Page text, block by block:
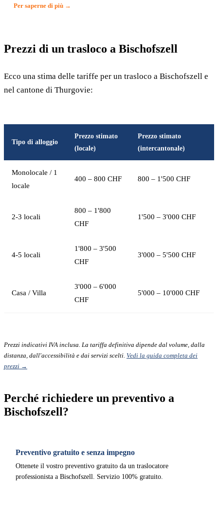
Per saperne di più →
Prezzi di un trasloco a Bischofszell
Ecco una stima delle tariffe per un trasloco a Bischofszell e
nel cantone di Thurgovie:
Tipo di alloggio
Prezzo stimato
(locale)
Prezzo stimato
(intercantonale)
Monolocale / 1
locale
400 – 800 CHF 800 – 1'500 CHF
2-3 locali
800 – 1'800
CHF
1'500 – 3'000 CHF
4-5 locali
1'800 – 3'500
CHF
3'000 – 5'500 CHF
Casa / Villa
3'000 – 6'000
CHF
5'000 – 10'000 CHF
Prezzi indicativi IVA inclusa. La tariffa definitiva dipende dal volume, dalla
distanza, dall'accessibilità e dai servizi scelti. Vedi la guida completa dei
prezzi →
Perché richiedere un preventivo a
Bischofszell?
Preventivo gratuito e senza impegno
Ottenete il vostro preventivo gratuito da un traslocatore
professionista a Bischofszell. Servizio 100% gratuito.